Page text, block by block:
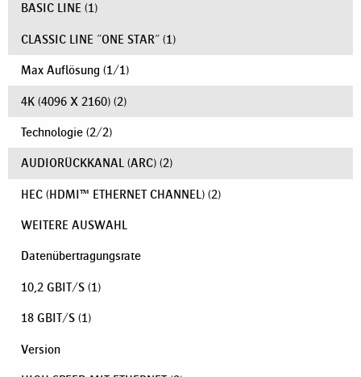
BASIC LINE (1)
CLASSIC LINE "ONE STAR" (1)
Max Auflösung (1/1)
4K (4096 X 2160) (2)
Technologie (2/2)
AUDIORÜCKKANAL (ARC) (2)
HEC (HDMI™ ETHERNET CHANNEL) (2)
WEITERE AUSWAHL
Datenübertragungsrate
10,2 GBIT/S (1)
18 GBIT/S (1)
Version